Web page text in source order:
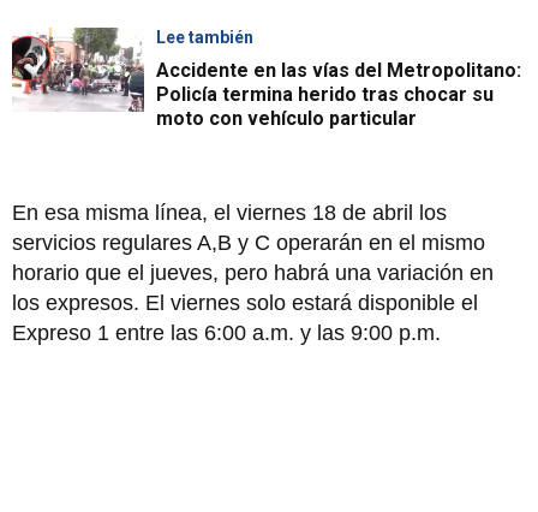
Lee también
Accidente en las vías del Metropolitano:
Policía termina herido tras chocar su
moto con vehículo particular
En esa misma línea, el viernes 18 de abril los
servicios regulares A,B y C operarán en el mismo
horario que el jueves, pero habrá una variación en
los expresos. El viernes solo estará disponible el
Expreso 1 entre las 6:00 a.m. y las 9:00 p.m.